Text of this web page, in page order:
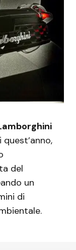
del
un
di